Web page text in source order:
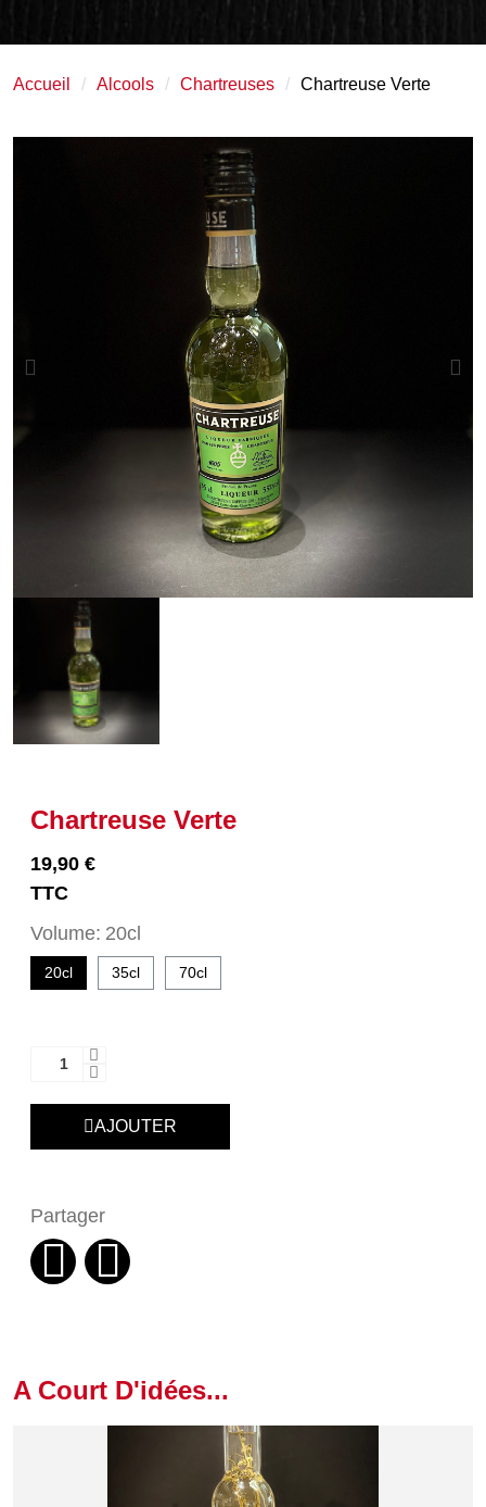
Accueil Alcools Chartreuses Chartreuse Verte
Chartreuse Verte
19,90 €
TTC
Volume 20cl
20cl 35cl 70cl
AJOUTER
Partager
A Court D'idées...